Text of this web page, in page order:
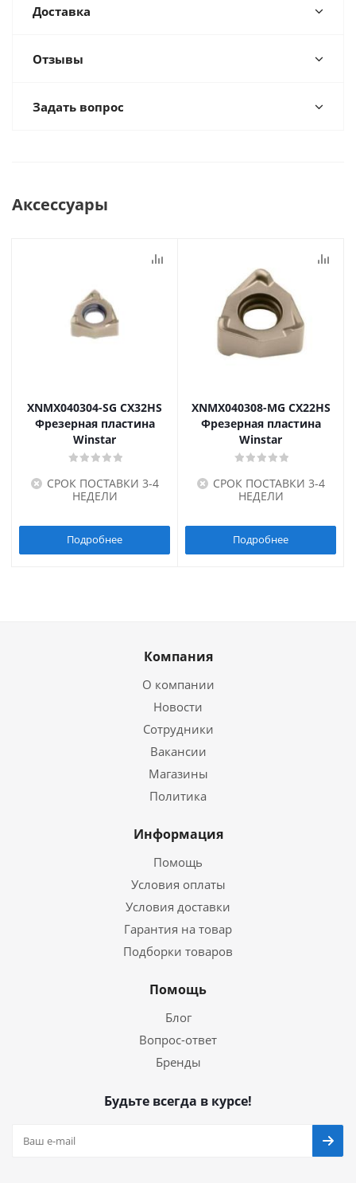
Доставка
Отзывы
Задать вопрос
Аксессуары
XNMX040304-SG CX32HS
Фрезерная пластина
Winstar
СРОК ПОСТАВКИ 3-4
НЕДЕЛИ
Подробнее
XNMX040308-MG CX22HS
Фрезерная пластина
Winstar
СРОК ПОСТАВКИ 3-4
НЕДЕЛИ
Подробнее
Компания
О компании
Новости
Сотрудники
Вакансии
Магазины
Политика
Информация
Помощь
Условия оплаты
Условия доставки
Гарантия на товар
Подборки товаров
Помощь
Блог
Вопрос-ответ
Бренды
Будьте всегда в курсе!